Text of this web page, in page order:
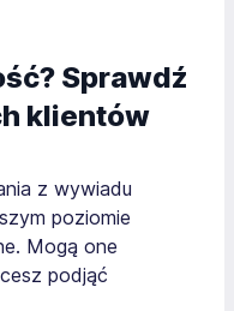
Sprawdź
klientów
z wywiadu
poziomie
Mogą one
podjąć